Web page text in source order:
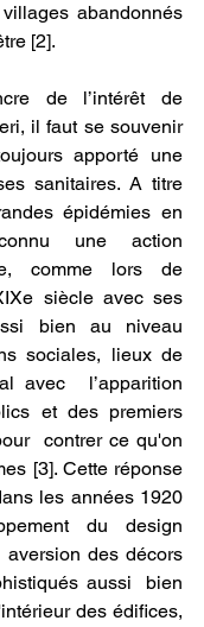
abandonnés
[2].
de l’intérêt de
il faut se souvenir
apporté une
sanitaires. A titre
épidémies en
une action
comme lors de
siècle avec ses
bien au niveau
sociales, lieux de
avec  l’apparition
et des premiers
contrer ce qu'on
[3]. Cette réponse
les années 1920
du design
aversion des décors
aussi  bien
des édifices,